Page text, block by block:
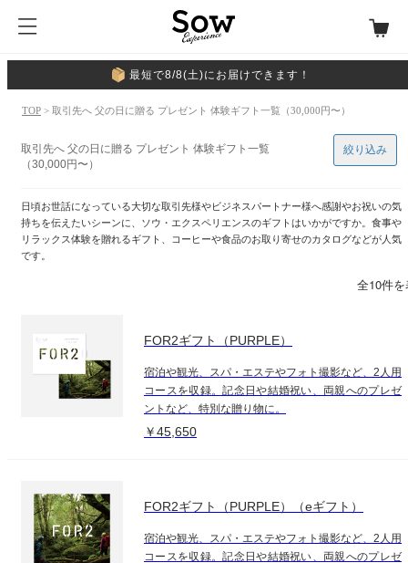
最短で8/8(土)にお届けできます！
TOP > 取引先へ 父の日に贈る プレゼント 体験ギフト一覧（30,000円〜）
取引先へ 父の日に贈る プレゼント 体験ギフト一覧
（30,000円〜）
日頃お世話になっている大切な取引先様やビジネスパートナー様へ感謝やお祝いの気
持ちを伝えたいシーンに、ソウ・エクスペリエンスのギフトはいかがですか。食事や
リラックス体験を贈れるギフト、コーヒーや食品のお取り寄せのカタログなどが人気
です。
絞り込み
全10件
FOR2ギフト（PURPLE）
宿泊や観光、スパ・エステやフォト撮影など、2人用
コースを収録。記念日や結婚祝い、両親へのプレゼ
ントなど、特別な贈り物に。
￥45,650
FOR2ギフト（PURPLE）（eギフト）
宿泊や観光、スパ・エステやフォト撮影など、2人用
コースを収録。記念日や結婚祝い、両親へのプレゼ